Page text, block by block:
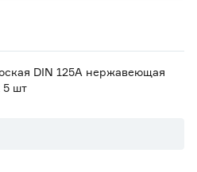
DIN 125A нержавеющая
5 шт